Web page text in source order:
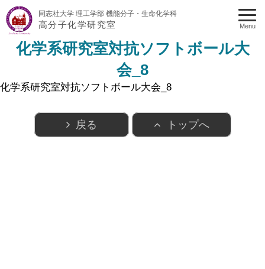
同志社大学 理工学部 機能分子・生命化学科
高分子化学研究室 Menu
化学系研究室対抗ソフトボール大
会_8
化学系研究室対抗ソフトボール大会_8
戻る トップへ